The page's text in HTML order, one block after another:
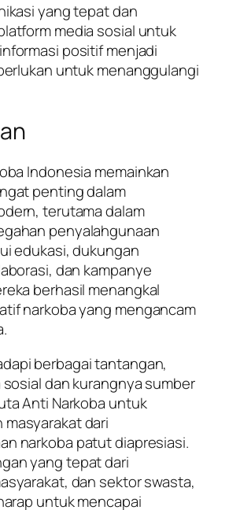
yang tepat dan
media sosial untuk
positif menjadi
untuk menanggulangi
Indonesia memainkan
penting dalam
terutama dalam
penyalahgunaan
edukasi, dukungan
dan kampanye
berhasil menangkal
narkoba yang mengancam
berbagai tantangan,
dan kurangnya sumber
Anti Narkoba untuk
dari
narkoba patut diapresiasi.
yang tepat dari
dan sektor swasta,
untuk mencapai